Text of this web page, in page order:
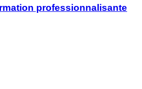
professionnalisante